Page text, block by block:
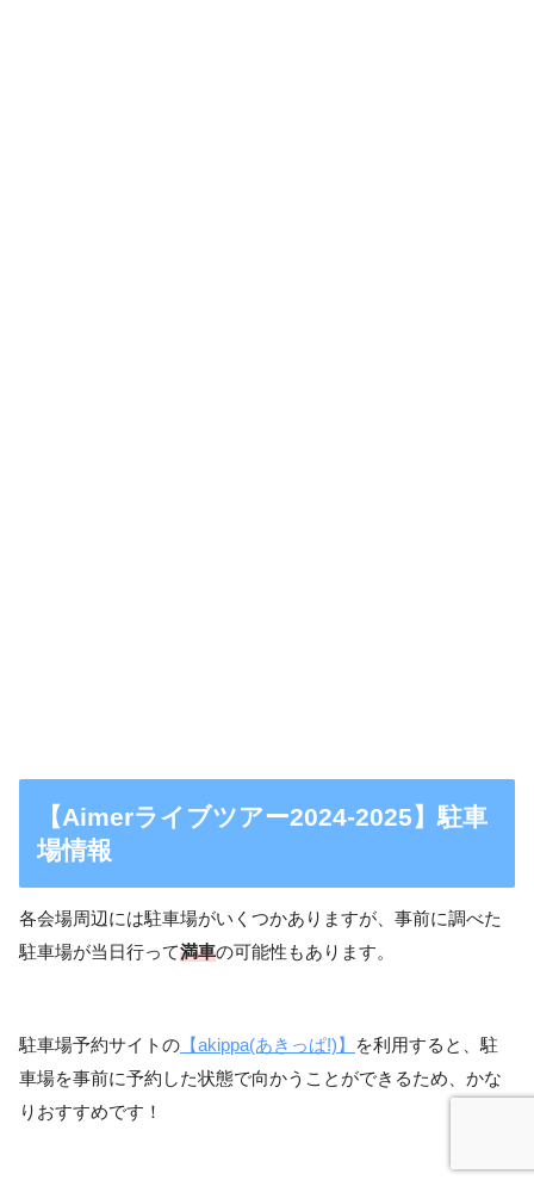
【Aimerライブツアー2024-2025】駐車
場情報
各会場周辺には駐車場がいくつかありますが、事前に調べた
駐車場が当日行って満車の可能性もあります。
駐車場予約サイトの 【akippa(あきっぱ!)】
を利用すると、駐
車場を事前に予約した状態で向かうことができるため、かな
りおすすめです！